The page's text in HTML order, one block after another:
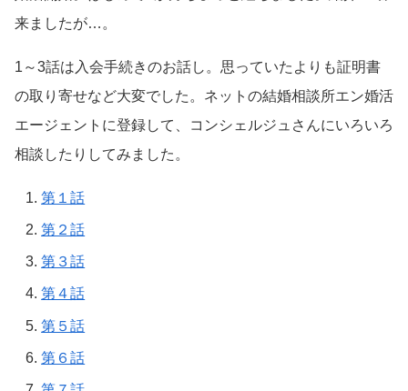
来ましたが…。
1～3話は入会手続きのお話し。思っていたよりも証明書
の取り寄せなど大変でした。ネットの結婚相談所エン婚活
エージェントに登録して、コンシェルジュさんにいろいろ
相談したりしてみました。
第１話
第２話
第３話
第４話
第５話
第６話